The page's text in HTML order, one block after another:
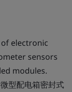
electronic
sensors
modules.
型配电箱密封式